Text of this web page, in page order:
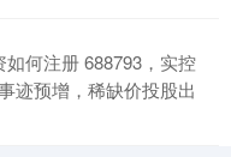
何注册 688793，实控
迹预增，稀缺价投股出